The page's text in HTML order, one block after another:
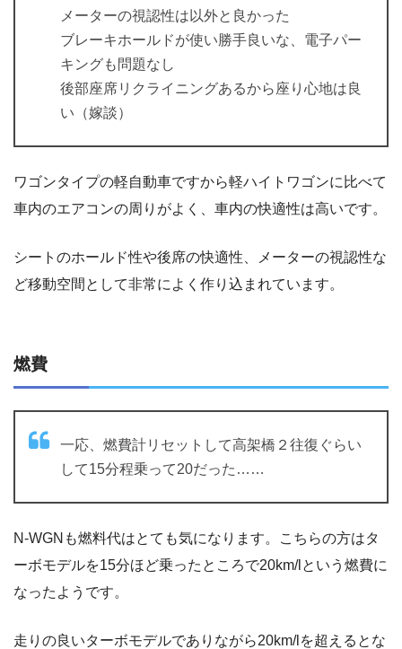
メーターの視認性は以外と良かった
ブレーキホールドが使い勝手良いな、電子パー
キングも問題なし
後部座席リクライニングあるから座り心地は良
い（嫁談）
ワゴンタイプの軽自動車ですから軽ハイトワゴンに比べて
車内のエアコンの周りがよく、車内の快適性は高いです。
シートのホールド性や後席の快適性、メーターの視認性な
ど移動空間として非常によく作り込まれています。
燃費
一応、燃費計リセットして高架橋２往復ぐらい
して15分程乗って20だった……
N-WGNも燃料代はとても気になります。こちらの方はタ
ーボモデルを15分ほど乗ったところで20km/lという燃費に
なったようです。
走りの良いターボモデルでありながら20km/lを超えるとな